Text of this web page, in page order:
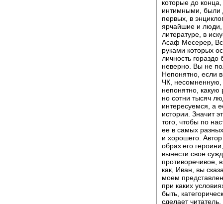
которые до
интимными, были
первых, в
ярчайшие и люди,
литературе, в
Асаф Месерер,
руками которых
личность
неверно. Вы не
Непонятно, если
ЧК, несомненную,
непонятно,
но сотни тысяч
интересуемся, а
истории. Значит
того, чтобы по
ее в самых
и хорошего. Автор
образ его
вынести свое
противоречивое,
как, Иван, вы
моем
при каких
быть,
сделает читатель.